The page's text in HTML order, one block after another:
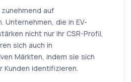
auf
Unternehmen, die in EV-
nicht nur ihr CSR-Profil,
sich auch in
Märkten, indem sie sich
Kunden identifizieren.